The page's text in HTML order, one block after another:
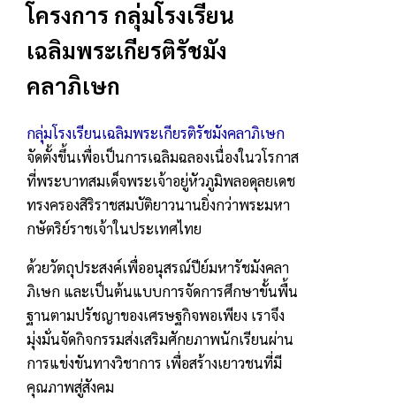
โครงการ กลุ่มโรงเรียน
เฉลิมพระเกียรติรัชมัง
คลาภิเษก
กลุ่มโรงเรียนเฉลิมพระเกียรติรัชมังคลาภิเษก
จัดตั้งขึ้นเพื่อเป็นการเฉลิมฉลองเนื่องในวโรกาส
ที่พระบาทสมเด็จพระเจ้าอยู่หัวภูมิพลอดุลยเดช
ทรงครองสิริราชสมบัติยาวนานยิ่งกว่าพระมหา
กษัตริย์ราชเจ้าในประเทศไทย
ด้วยวัตถุประสงค์เพื่ออนุสรณ์ปีย์มหารัชมังคลา
ภิเษก และเป็นต้นแบบการจัดการศึกษาขั้นพื้น
ฐานตามปรัชญาของเศรษฐกิจพอเพียง เราจึง
มุ่งมั่นจัดกิจกรรมส่งเสริมศักยภาพนักเรียนผ่าน
การแข่งขันทางวิชาการ เพื่อสร้างเยาวชนที่มี
คุณภาพสู่สังคม